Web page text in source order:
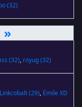
(32)
»
(32), royug(32)
Linkcobalt(29), Émile XD